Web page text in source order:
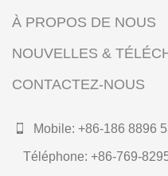
À PROPOS DE NOUS
NOUVELLES &
CONTACTEZ-NOUS
Mobile: +86-186 8896
Téléphone: +86-769-